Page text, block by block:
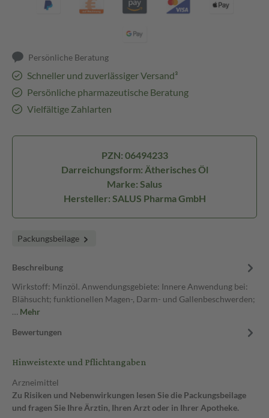
Persönliche Beratung
Schneller und zuverlässiger Versand³
Persönliche pharmazeutische Beratung
Vielfältige Zahlarten
PZN: 06494233
Darreichungsform: Ätherisches Öl
Marke: Salus
Hersteller: SALUS Pharma GmbH
Packungsbeilage
Beschreibung
Wirkstoff: Minzöl. Anwendungsgebiete: Innere Anwendung bei:
Blähsucht; funktionellen Magen-, Darm- und Gallenbeschwerden;
… Mehr
Bewertungen
Hinweistexte und Pflichtangaben
Arzneimittel
Zu Risiken und Nebenwirkungen lesen Sie die Packungsbeilage
und fragen Sie Ihre Ärztin, Ihren Arzt oder in Ihrer Apotheke.